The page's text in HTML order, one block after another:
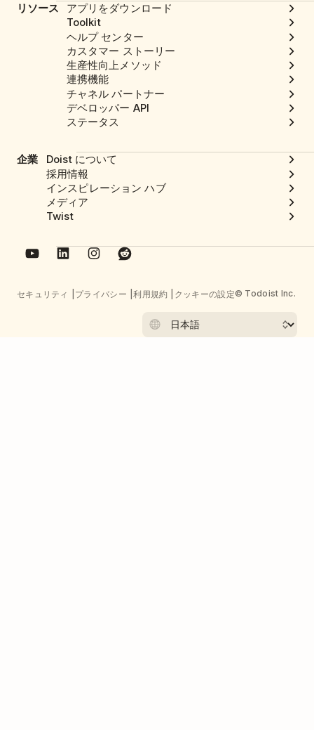
リソース
アプリをダウンロード
Toolkit
ヘルプ センター
カスタマー ストーリー
生産性向上メソッド
連携機能
チャネル パートナー
デベロッパー API
ステータス
企業
Doist について
採用情報
インスピレーション ハブ
メディア
Twist
セキュリティ プライバシー 利用規約 クッキーの設定© Todoist Inc.